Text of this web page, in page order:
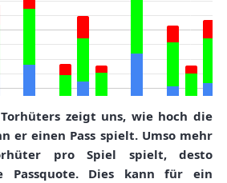
zeigt uns, wie hoch die
er einen Pass spielt. Umso mehr
pro Spiel spielt, desto
Passquote. Dies kann für ein